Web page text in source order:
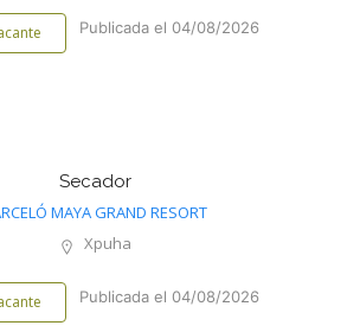
Publicada el 04/08/2026
Secador
MAYA GRAND RESORT
Xpuha
Publicada el 04/08/2026